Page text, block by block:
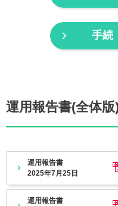
手続
運用報告書(全体版
運用報告書
2025年7月25日
運用報告書